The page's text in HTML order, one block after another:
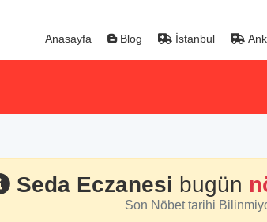
Anasayfa Blog İstanbul
Seda Eczanesi bugün
Son Nöbet tarihi